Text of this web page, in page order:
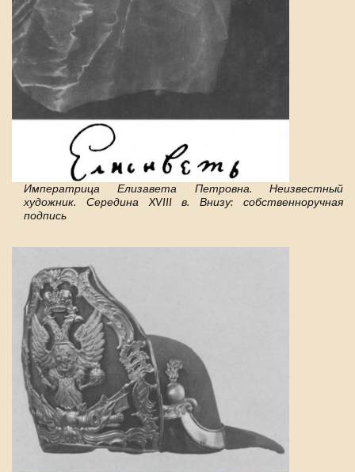
Императрица Елизавета Петровна. Неизвестный
художник. Середина XVIII в. Внизу: собственноручная
подпись